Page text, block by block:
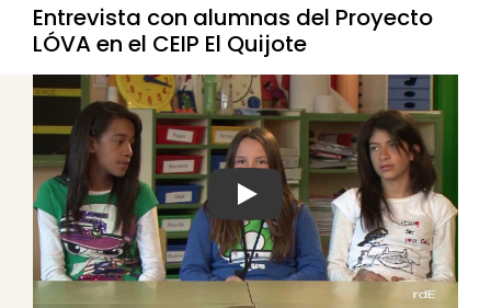
Entrevista con alumnas del Proyecto
LÓVA en el CEIP El Quijote
Ver video